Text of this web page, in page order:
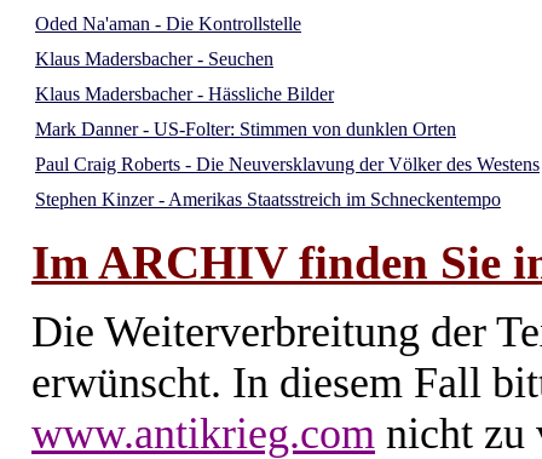
Oded Na'aman - Die Kontrollstelle
Klaus Madersbacher - Seuchen
Klaus Madersbacher - Hässliche Bilder
Mark Danner - US-Folter: Stimmen von dunklen Orten
Paul Craig Roberts - Die Neuversklavung der Völker des Westens
Stephen Kinzer - Amerikas Staatsstreich im Schneckentempo
Im ARCHIV finden Sie
Die Weiterverbreitung der
erwünscht. In diesem Fall
www.antikrieg.com nicht zu